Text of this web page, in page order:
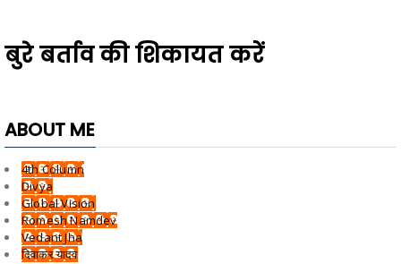
बुरे बर्ताव की शिकायत करें
ABOUT ME
4th Column
Divya
Global Vision
Romesh Namdev
Vedant Jha
दिवाकर यादव